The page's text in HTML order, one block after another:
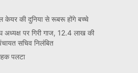
की दुनिया से रूबरू होंगे बच्चे
पर गिरी गाज, 12.4 लाख की
सचिव निलंबित
पलटा